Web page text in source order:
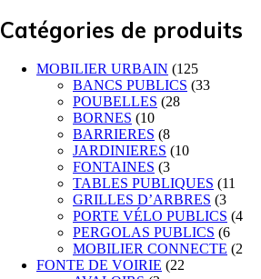
Catégories de produits
MOBILIER URBAIN (125
BANCS PUBLICS (33
POUBELLES (28
BORNES (10
BARRIERES (8
JARDINIERES (10
FONTAINES (3
TABLES PUBLIQUES (11
GRILLES D’ARBRES (3
PORTE VÉLO PUBLICS (4
PERGOLAS PUBLICS (6
MOBILIER CONNECTE (2
FONTE DE VOIRIE (22